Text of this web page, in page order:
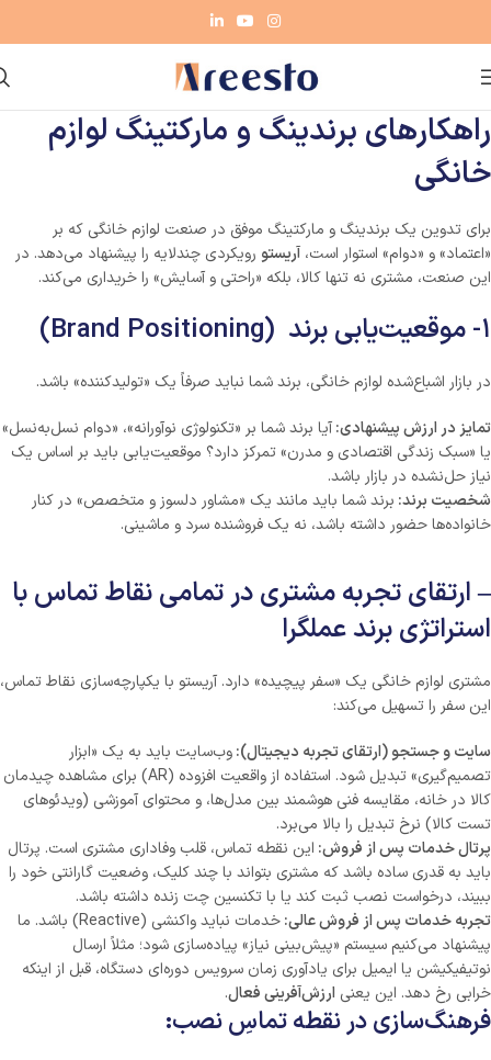
راهکارهای برندینگ و مارکتینگ لوازم
خانگی
برای تدوین یک برندینگ و مارکتینگ موفق در صنعت لوازم خانگی که بر
«اعتماد» و «دوام» استوار است، آریستو رویکردی چندلایه را پیشنهاد می‌دهد. در
این صنعت، مشتری نه تنها کالا، بلکه «راحتی و آسایش» را خریداری می‌کند.
۱- موقعیت‌یابی برند (Brand Positioning)
در بازار اشباع‌شده لوازم خانگی، برند شما نباید صرفاً یک «تولیدکننده» باشد.
تمایز در ارزش پیشنهادی:آیا برند شما بر «تکنولوژی نوآورانه»، «دوام نسل‌به‌نسل»
یا «سبک زندگی اقتصادی و مدرن» تمرکز دارد؟ موقعیت‌یابی باید بر اساس یک
نیاز حل‌نشده در بازار باشد.
شخصیت برند: برند شما باید مانند یک «مشاور دلسوز و متخصص» در کنار
خانواده‌ها حضور داشته باشد، نه یک فروشنده سرد و ماشینی.
– ارتقای تجربه مشتری در تمامی نقاط تماس با
استراتژی برند عملگرا
مشتری لوازم خانگی یک «سفر پیچیده» دارد. آریستو با یکپارچه‌سازی نقاط تماس،
این سفر را تسهیل می‌کند:
سایت و جستجو (ارتقای تجربه دیجیتال):وب‌سایت باید به یک «ابزار
تصمیم‌گیری» تبدیل شود. استفاده از واقعیت افزوده (AR) برای مشاهده چیدمان
کالا در خانه، مقایسه فنی هوشمند بین مدل‌ها، و محتوای آموزشی (ویدئوهای
تست کالا) نرخ تبدیل را بالا می‌برد.
پرتال خدمات پس از فروش: این نقطه تماس، قلب وفاداری مشتری است. پرتال
باید به قدری ساده باشد که مشتری بتواند با چند کلیک، وضعیت گارانتی خود را
ببیند، درخواست نصب ثبت کند یا با تکنسین چت زنده داشته باشد.
تجربه خدمات پس از فروش عالی:
خدمات نباید واکنشی (Reactive) باشد. ما
پیشنهاد می‌کنیم سیستم «پیش‌بینی نیاز» پیاده‌سازی شود؛ مثلاً ارسال
نوتیفیکیشن یا ایمیل برای یادآوری زمان سرویس‌ دوره‌ای دستگاه، قبل از اینکه
خرابی رخ دهد. این یعنی ارزش‌آفرینی فعال.
فرهنگ‌سازی در نقطه تماسِ نصب: